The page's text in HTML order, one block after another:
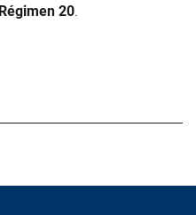
Régimen 20.